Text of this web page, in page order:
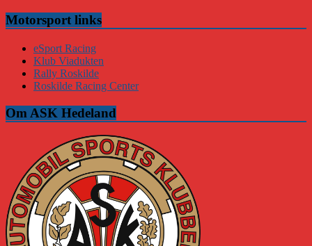
Motorsport links
eSport Racing
Klub Viadukten
Rally Roskilde
Roskilde Racing Center
Om ASK Hedeland